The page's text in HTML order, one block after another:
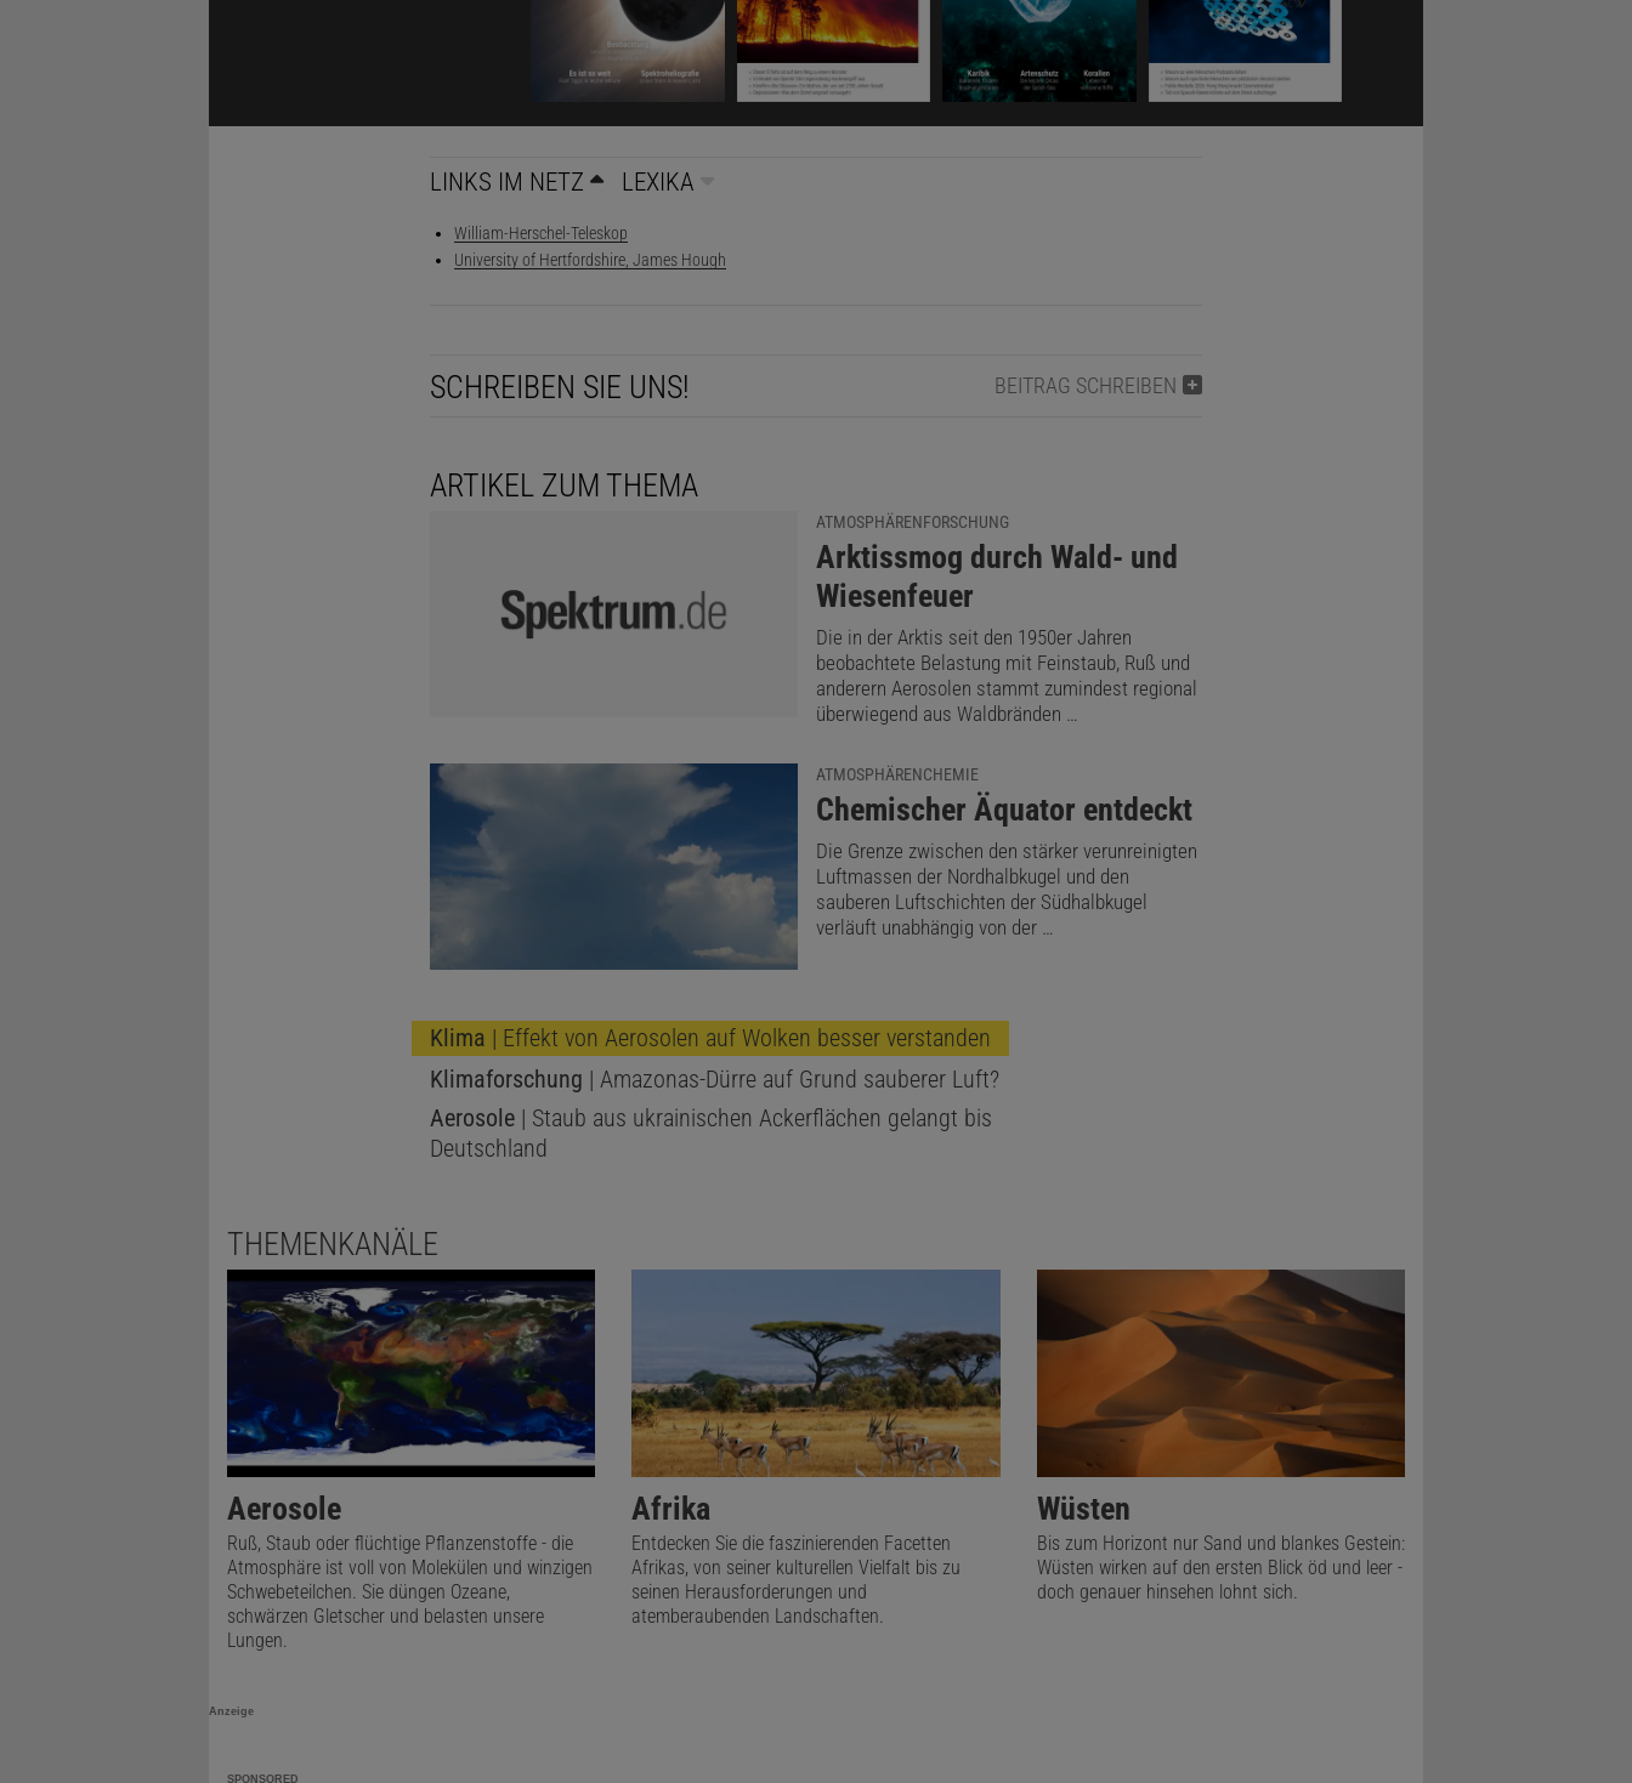
LINKS IM NETZ LEXIKA
William-Herschel-Teleskop
University of Hertfordshire, James Hough
SCHREIBEN SIE UNS! BEITRAG SCHREIBEN
ARTIKEL ZUM THEMA
ATMOSPHÄRENFORSCHUNG
:
Arktissmog durch Wald- und
Wiesenfeuer
Die in der Arktis seit den 1950er Jahren
beobachtete Belastung mit Feinstaub, Ruß und
anderern Aerosolen stammt zumindest regional
überwiegend aus Waldbränden …
ATMOSPHÄRENCHEMIE
:
Chemischer Äquator entdeckt
Die Grenze zwischen den stärker verunreinigten
Luftmassen der Nordhalbkugel und den
sauberen Luftschichten der Südhalbkugel
verläuft unabhängig von der …
Klima | Effekt von Aerosolen auf Wolken besser verstanden
Klimaforschung | Amazonas-Dürre auf Grund sauberer Luft?
Aerosole| Staub aus ukrainischen Ackerflächen gelangt bis
Deutschland
THEMENKANÄLE
Aerosole
Ruß, Staub oder flüchtige Pflanzenstoffe - die
Atmosphäre ist voll von Molekülen und winzigen
Schwebeteilchen. Sie düngen Ozeane,
schwärzen Gletscher und belasten unsere
Lungen.
Afrika
Entdecken Sie die faszinierenden Facetten
Afrikas, von seiner kulturellen Vielfalt bis zu
seinen Herausforderungen und
atemberaubenden Landschaften.
Wüsten
Bis zum Horizont nur Sand und blankes Gestein:
Wüsten wirken auf den ersten Blick öd und leer -
doch genauer hinsehen lohnt sich.
Anzeige
SPONSORED